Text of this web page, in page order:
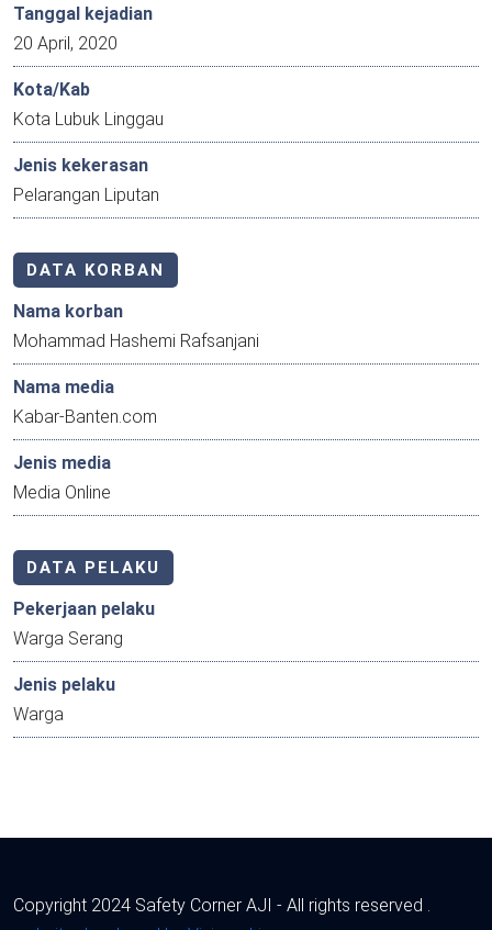
Tanggal kejadian
20 April, 2020
Kota/Kab
Kota Lubuk Linggau
Jenis kekerasan
Pelarangan Liputan
DATA KORBAN
Nama korban
Mohammad Hashemi Rafsanjani
Nama media
Kabar-Banten.com
Jenis media
Media Online
DATA PELAKU
Pekerjaan pelaku
Warga Serang
Jenis pelaku
Warga
Copyright 2024 Safety Corner AJI - All rights reserved .